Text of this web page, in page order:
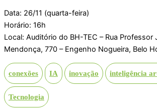
Data: 26/11 (quarta-feira)
Horário: 16h
Local: Auditório do BH-TEC – Rua Professor
Mendonça, 770 – Engenho Nogueira, Belo
conexões IA inovação inteligência
Tecnologia